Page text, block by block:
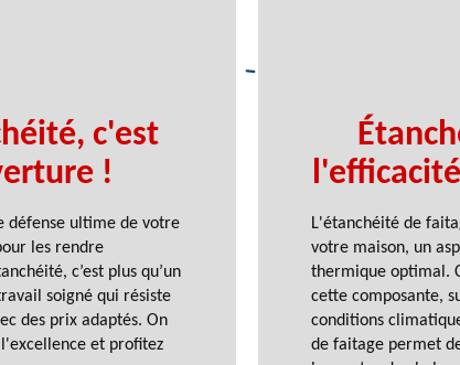
c'est
!
défense ultime de votre
les rendre
c’est plus qu’un
soigné qui résiste
des prix adaptés. On
et profitez
L'étanchéité de
votre maison, un
thermique optimal.
cette composante,
conditions
de faitage permet